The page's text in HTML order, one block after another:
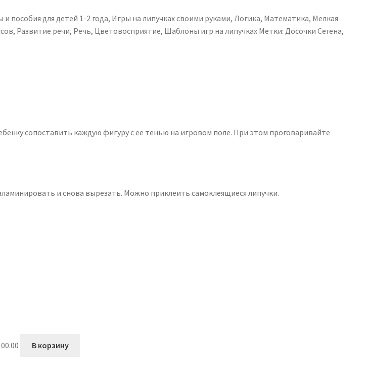
и пособия для детей 1-2 года, Игры на липучках своими руками, Логика, Математика, Мелкая
, Развитие речи, Речь, Цветовосприятие, Шаблоны игр на липучках Метки: Досочки Сегена,
сопоставить каждую фигуру с ее тенью на игровом поле. При этом проговаривайте
и снова вырезать. Можно приклеить самоклеящиеся липучки.
В корзину